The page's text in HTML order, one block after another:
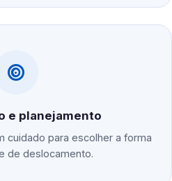
e planejamento
cuidado para escolher a forma
de deslocamento.